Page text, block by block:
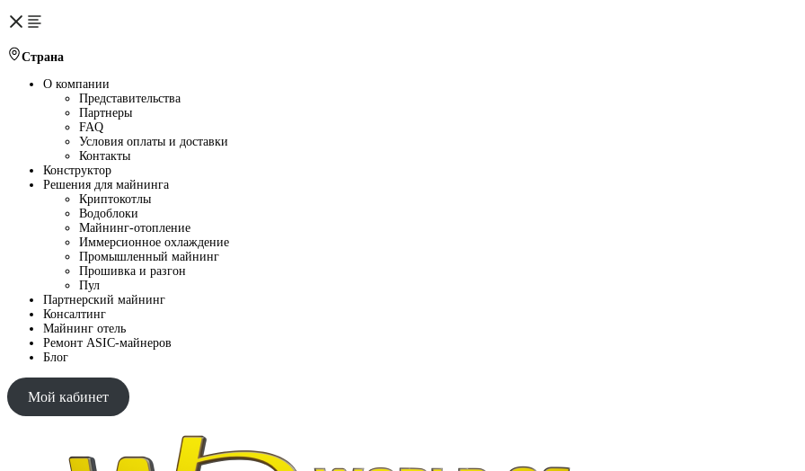
Страна
О компании
Представительства
Партнеры
FAQ
Условия оплаты и доставки
Контакты
Конструктор
Решения для майнинга
Криптокотлы
Водоблоки
Майнинг-отопление
Иммерсионное охлаждение
Промышленный майнинг
Прошивка и разгон
Пул
Партнерский майнинг
Консалтинг
Майнинг отель
Ремонт ASIC-майнеров
Блог
Мой кабинет